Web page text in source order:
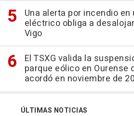
Una alerta por incendio en
eléctrico obliga a
Vigo
El TSXG valida la
parque eólico en Ourense
acordó en noviembre de
ÚLTIMAS NOTICIAS